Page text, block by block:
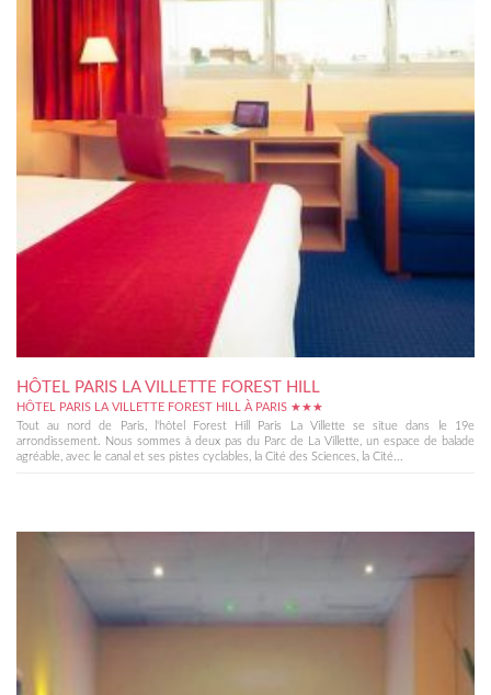
HÔTEL PARIS LA VILLETTE FOREST HILL
HÔTEL PARIS LA VILLETTE FOREST HILL À PARIS ★★★
Tout au nord de Paris, l'hôtel Forest Hill Paris La Villette se situe dans le 19e
arrondissement. Nous sommes à deux pas du Parc de La Villette, un espace de balade
agréable, avec le canal et ses pistes cyclables, la Cité des Sciences, la Cité...